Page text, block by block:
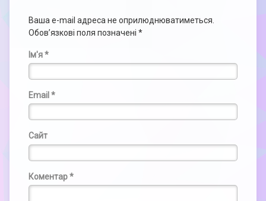
Ваша e-mail адреса не оприлюднюватиметься.
Обов’язкові поля позначені *
Ім'я*
Email *
Сайт
Коментар*